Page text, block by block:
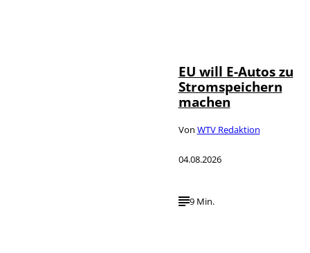
EU will E-Autos zu
Stromspeichern
machen
Von WTV Redaktion
04.08.2026
9 Min.